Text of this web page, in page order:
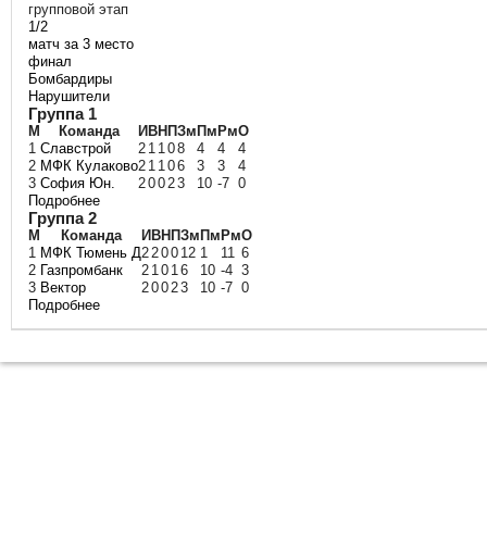
групповой этап
1/2
матч за 3 место
финал
Бомбардиры
Нарушители
Группа 1
М Команда И ВН ПЗм Пм РмО
1 Славстрой 2 1 108 4 4
4
2 МФК Кулаково2 1 106 3 3
4
3 София Юн. 20023 10 -7 0
Подробнее
Группа 2
М Команда И ВН ПЗм Пм РмО
1 МФК Тюмень Д2200 12 1 11 6
2 Газпромбанк 2 10 16 10 -4 3
3 Вектор 20023 10 -7 0
Подробнее